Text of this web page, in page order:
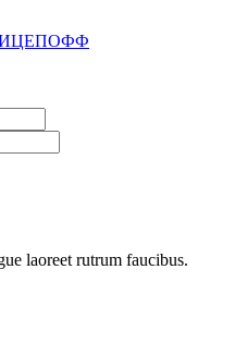
laoreet rutrum faucibus.